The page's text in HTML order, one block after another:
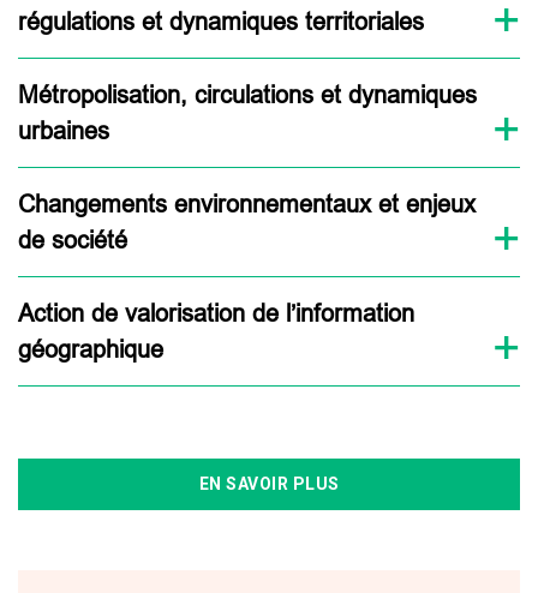
régulations et dynamiques territoriales
Métropolisation, circulations et dynamiques
urbaines
Changements environnementaux et enjeux
de société
Action de valorisation de l’information
géographique
EN SAVOIR PLUS